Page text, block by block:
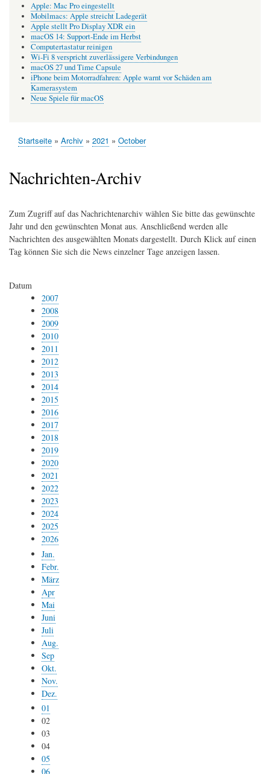
Apple: Mac Pro eingestellt
Mobilmacs: Apple streicht Ladegerät
Apple stellt Pro Display XDR ein
macOS 14: Support-Ende im Herbst
Computertastatur reinigen
Wi-Fi 8 verspricht zuverlässigere Verbindungen
macOS 27 und Time Capsule
iPhone beim Motorradfahren: Apple warnt vor Schäden am
Kamerasystem
Neue Spiele für macOS
Startseite Archiv 2021 October
Nachrichten-Archiv
Zum Zugriff auf das Nachrichtenarchiv wählen Sie bitte das gewünschte
Jahr und den gewünschten Monat aus. Anschließend werden alle
Nachrichten des ausgewählten Monats dargestellt. Durch Klick auf einen
Tag können Sie sich die News einzelner Tage anzeigen lassen.
Datum
2007
2008
2009
2010
2011
2012
2013
2014
2015
2016
2017
2018
2019
2020
2021
2022
2023
2024
2025
2026
Jan.
Febr.
März
Apr
Mai
Juni
Juli
Aug.
Sep
Okt.
Nov.
Dez.
01
02
03
04
05
06